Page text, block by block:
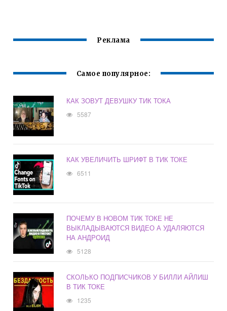
Реклама
Самое популярное:
КАК ЗОВУТ ДЕВУШКУ ТИК ТОКА
5587
КАК УВЕЛИЧИТЬ ШРИФТ В ТИК ТОКЕ
6511
ПОЧЕМУ В НОВОМ ТИК ТОКЕ НЕ
ВЫКЛАДЫВАЮТСЯ ВИДЕО А УДАЛЯЮТСЯ
НА АНДРОИД
5128
СКОЛЬКО ПОДПИСЧИКОВ У БИЛЛИ АЙЛИШ
В ТИК ТОКЕ
1235